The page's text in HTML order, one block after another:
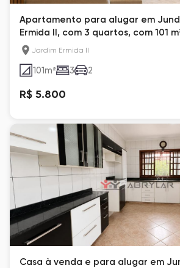
Apartamento para alugar em
Ermida II, com 3 quartos, com 101
Jardim Ermida II
101m² 3 2
R$ 5.800
Casa à venda e para alugar em